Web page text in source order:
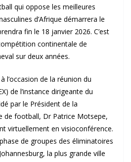
qui oppose les meilleures
d’Afrique démarrera le
fin le 18 janvier 2026. C’est
continentale de
sur deux années.
l’occasion de la réunion du
de l’instance dirigeante du
par le Président de la
de football, Dr Patrice Motsepe,
virtuellement en visioconférence.
de groupes des éliminatoires
la plus grande ville